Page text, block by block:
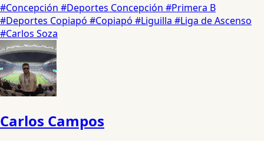
#Concepción #Deportes Concepción #Primera B
#Deportes Copiapó #Copiapó #Liguilla #Liga de Ascenso
#Carlos Soza
Carlos Campos